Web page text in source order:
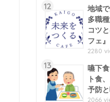
12
地域
多職
コツ
フェ
2280
13
嚥下
ト食
予防
2066